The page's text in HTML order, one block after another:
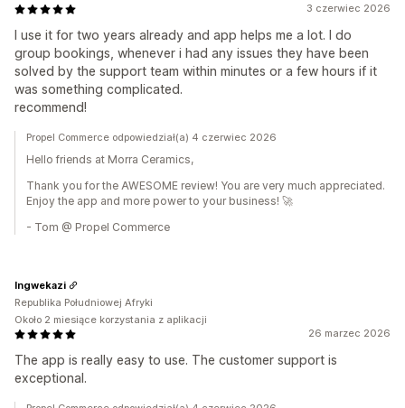
3 czerwiec 2026
I use it for two years already and app helps me a lot. I do
group bookings, whenever i had any issues they have been
solved by the support team within minutes or a few hours if it
was something complicated.
recommend!
Propel Commerce odpowiedział(a) 4 czerwiec 2026
Hello friends at Morra Ceramics,
Thank you for the AWESOME review! You are very much appreciated.
Enjoy the app and more power to your business! 🚀
- Tom @ Propel Commerce
26 marzec 2026
The app is really easy to use. The customer support is
exceptional.
Ingwekazi
Republika Południowej Afryki
Około 2 miesiące korzystania z aplikacji